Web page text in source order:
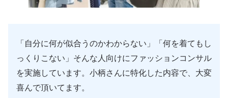
「自分に何が似合うのかわからない」「何を着てもし
っくりこない」そんな人向けにファッションコンサル
を実施しています。小柄さんに特化した内容で、大変
喜んで頂いてます。